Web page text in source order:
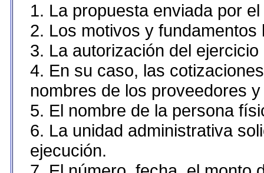
1. La propuesta enviada por
2. Los motivos y
3. La autorización del
4. En su caso, las
nombres de los proveedores
5. El nombre de la persona
6. La unidad administrativa
ejecución.